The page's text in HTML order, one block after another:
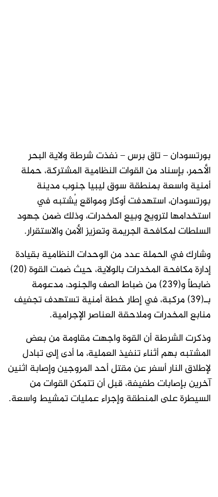
بورتسودان – تاق برس – نفذت شرطة ولاية البحر
الأحمر، بإسناد من القوات النظامية المشتركة، حملة
أمنية واسعة بمنطقة سوق ليبيا جنوب مدينة
بورتسودان، استهدفت أوكار ومواقع يُشتبه في
استخدامها لترويج وبيع المخدرات، وذلك ضمن جهود
السلطات لمكافحة الجريمة وتعزيز الأمن والاستقرار.
وشارك في الحملة عدد من الوحدات النظامية بقيادة
إدارة مكافحة المخدرات بالولاية، حيث ضمت القوة (20)
ضابطاً و(239) من ضباط الصف والجنود، مدعومة
بـ(39) مركبة، في إطار خطة أمنية تستهدف تجفيف
منابع المخدرات وملاحقة العناصر الإجرامية.
وذكرت الشرطة أن القوة واجهت مقاومة من بعض
المشتبه بهم أثناء تنفيذ العملية، ما أدى إلى تبادل
لإطلاق النار أسفر عن مقتل أحد المروجين وإصابة اثنين
آخرين بإصابات طفيفة، قبل أن تتمكن القوات من
السيطرة على المنطقة وإجراء عمليات تمشيط واسعة.